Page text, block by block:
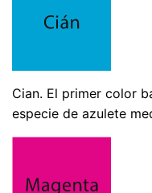
Cian. El primer color
especie de azulete